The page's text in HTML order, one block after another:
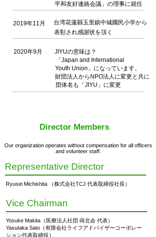
平和友好連絡会議」の理事に就任
2019年11月 台湾花蓮縣玉里鎮中城國民小学から
表彰され感謝状を頂く
2020年9月
JIYUの意味は？
「Japan and International
Youth Union」になっています。
財団法人からNPO法人に変更と共に
団体名も「JIYU」に変更
Director Members
Our organization operates without compensation for all officers
and volunteer staff.
Representative Director
Ryusei Michishita （株式会社TCJ 代表取締役社長）
Vice Chairman
Yosuke Makita（医療法人社団 蒔北会 代表）
Yasutaka Sato（有限会社ライフアドバイザーコーポレー
ション代表取締役）